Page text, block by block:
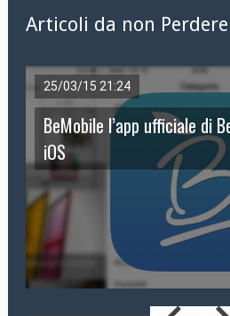
Articoli da non Perdere
25/03/15 21:24
BeMobile l’app ufficiale di
iOS